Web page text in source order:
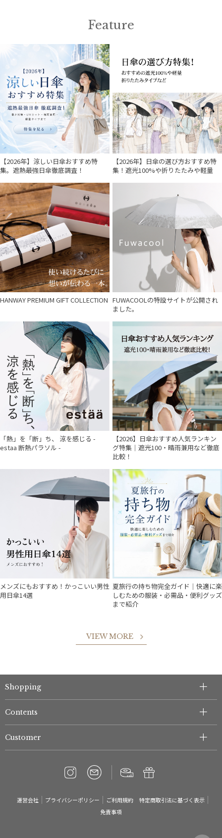
件
Feature
【2026年】涼しい日傘おすすめ特
集。遮熱最強日傘徹底調査！
【2026年】日傘の選び方おすすめ特
集！遮光100%や折りたたみや軽量
HANWAY PREMIUM GIFT COLLECTION FUWACOOLの特設サイトが公開され
ました。
「熱」を「断」ち、 涼を感じる -
estaa 断熱パラソル -
【2026】日傘おすすめ人気ランキン
グ特集｜遮光100・晴雨兼用など徹底
比較！
メンズにもおすすめ！かっこいい男性
用日傘14選
夏旅行の持ち物完全ガイド｜快適に楽
しむための服装・必需品・便利グッズ
まで紹介
VIEW MORE
Shopping
Contents
Customer
運営会社 プライバシーポリシー ご利用規約
特定商取引法に基づく表示
免責事項